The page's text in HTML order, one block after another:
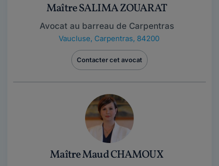
Maître SALIMA ZOUARAT
Avocat au barreau de Carpentras
Vaucluse, Carpentras, 84200
Contacter cet avocat
Maître Maud CHAMOUX